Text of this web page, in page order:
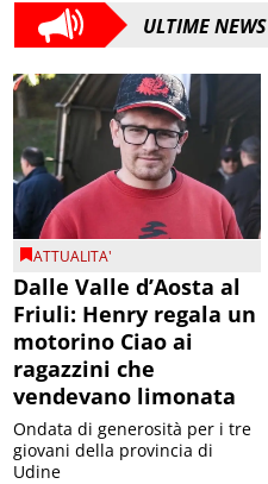
ULTIME NEWS
ATTUALITA'
Dalle Valle d’Aosta al
Friuli: Henry regala un
motorino Ciao ai
ragazzini che
vendevano limonata
Ondata di generosità per i tre
giovani della provincia di
Udine